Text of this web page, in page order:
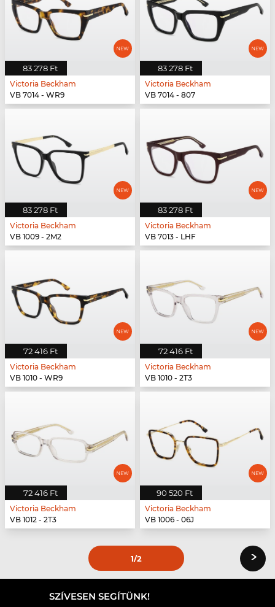
83 278 Ft
Victoria Beckham
VB 7014 - WR9
83 278 Ft
Victoria Beckham
VB 7014 - 807
83 278 Ft
Victoria Beckham
VB 1009 - 2M2
83 278 Ft
Victoria Beckham
VB 7013 - LHF
72 416 Ft
Victoria Beckham
VB 1010 - WR9
72 416 Ft
Victoria Beckham
VB 1010 - 2T3
72 416 Ft
Victoria Beckham
VB 1012 - 2T3
90 520 Ft
Victoria Beckham
VB 1006 - 06J
1/2 ›
SZÍVESEN SEGÍTÜNK!